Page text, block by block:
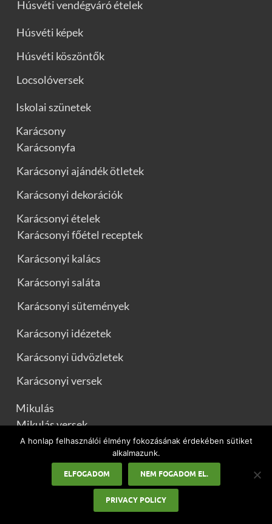
Húsvéti vendégváró ételek
Húsvéti képek
Húsvéti köszöntők
Locsolóversek
Iskolai szünetek
Karácsony
Karácsonyfa
Karácsonyi ajándék ötletek
Karácsonyi dekorációk
Karácsonyi ételek
Karácsonyi főétel receptek
Karácsonyi kalács
Karácsonyi saláta
Karácsonyi sütemények
Karácsonyi idézetek
Karácsonyi üdvözletek
Karácsonyi versek
Mikulás
Mikulás versek
Munkaszüneti napok
A honlap felhasználói élmény fokozásának érdekében sütiket
alkalmazunk.
ELFOGADOM NEM FOGADOM EL.
PRIVACY POLICY